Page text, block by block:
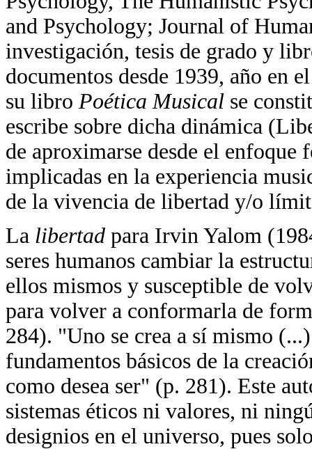
and Psychology; Journal of
investigación, tesis de grado y
documentos desde 1939, año en
su libro Poética Musical se
escribe sobre dicha dinámica
de aproximarse desde el
implicadas en la experiencia
de la vivencia de libertad y/o
La libertad para Irvin Yalom
seres humanos cambiar la
ellos mismos y susceptible de
para volver a conformarla de
284). "Uno se crea a sí mismo
fundamentos básicos de la
como desea ser" (p. 281). Este
sistemas éticos ni valores, ni
designios en el universo, pues